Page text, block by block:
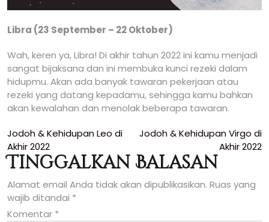
Libra (23 September – 22 Oktober)
Wah, keren ya, Libra! Di akhir tahun 2022 ini kamu menjadi
sangat bijaksana dan ini membuka kunci rezeki dalam
hidupmu. Akan ada banyak tawaran pekerjaan atau
rezeki yang datang kepadamu, sehingga kamu bahkan
akan kewalahan dan menolak beberapa tawaran.
Navigasi
pos
Jodoh & Kehidupan Leo di
Akhir 2022
Jodoh & Kehidupan Virgo di
Akhir 2022
Tinggalkan Balasan
Alamat email Anda tidak akan dipublikasikan. Ruas yang
wajib ditandai *
Komentar *